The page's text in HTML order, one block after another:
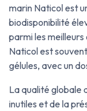
marin Naticol est
biodisponibilité
parmi les
Naticol est
gélules, avec un
La qualité globale
inutiles et de la